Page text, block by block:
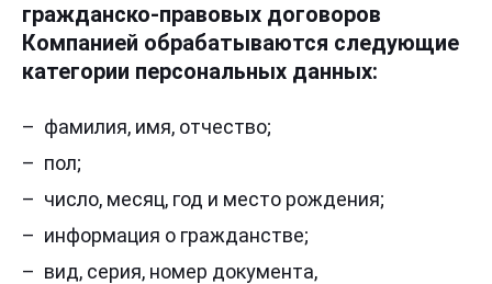
гражданско-правовых договоров
Компанией обрабатываются следующие
категории персональных данных:
фамилия, имя, отчество;
пол;
число, месяц, год и место рождения;
информация о гражданстве;
вид, серия, номер документа,